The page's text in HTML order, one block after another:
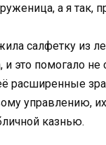
а я так,
салфетку из
и это помогало
расширенные
управлению,
казнью.